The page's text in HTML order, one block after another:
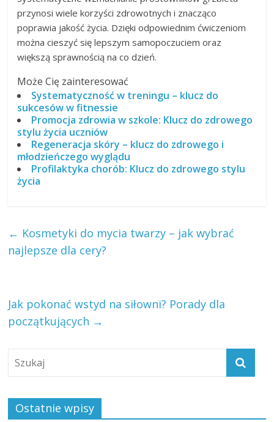
przynosi wiele korzyści zdrowotnych i znacząco
poprawia jakość życia. Dzięki odpowiednim ćwiczeniom
można cieszyć się lepszym samopoczuciem oraz
większą sprawnością na co dzień.
Może Cię zainteresować
Systematyczność w treningu – klucz do
sukcesów w fitnessie
Promocja zdrowia w szkole: Klucz do zdrowego
stylu życia uczniów
Regeneracja skóry – klucz do zdrowego i
młodzieńczego wyglądu
Profilaktyka chorób: Klucz do zdrowego stylu
życia
← Kosmetyki do mycia twarzy – jak wybrać
najlepsze dla cery?
Jak pokonać wstyd na siłowni? Porady dla
początkujących →
Ostatnie wpisy